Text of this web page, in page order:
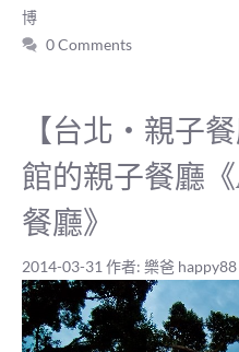
博
0 Comments
【台北‧親子
館的親子餐廳
餐廳》
2014-03-31 作者: 樂爸 happy88